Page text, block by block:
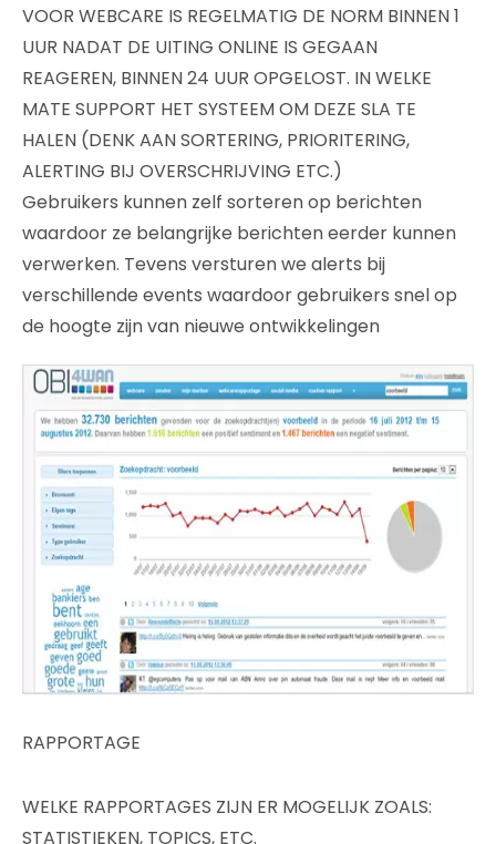
VOOR WEBCARE IS REGELMATIG DE NORM BINNEN 1
UUR NADAT DE UITING ONLINE IS GEGAAN
REAGEREN, BINNEN 24 UUR OPGELOST. IN WELKE
MATE SUPPORT HET SYSTEEM OM DEZE SLA TE
HALEN (DENK AAN SORTERING, PRIORITERING,
ALERTING BIJ OVERSCHRIJVING ETC.)
Gebruikers kunnen zelf sorteren op berichten
waardoor ze belangrijke berichten eerder kunnen
verwerken. Tevens versturen we alerts bij
verschillende events waardoor gebruikers snel op
de hoogte zijn van nieuwe ontwikkelingen
RAPPORTAGE
WELKE RAPPORTAGES ZIJN ER MOGELIJK ZOALS:
STATISTIEKEN, TOPICS, ETC.